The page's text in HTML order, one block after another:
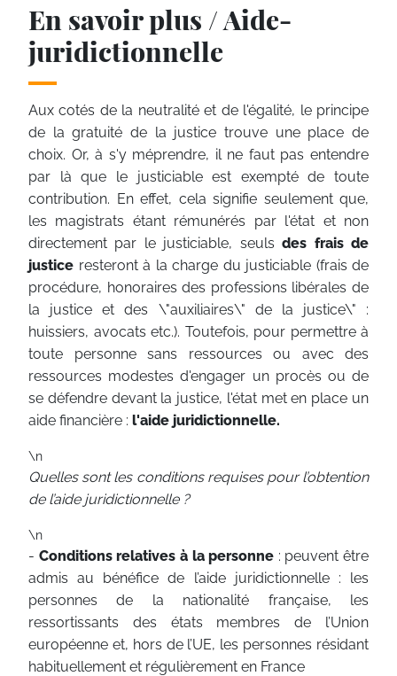
En savoir plus / Aide-
juridictionnelle
Aux cotés de la neutralité et de l'égalité, le principe
de la gratuité de la justice trouve une place de
choix. Or, à s'y méprendre, il ne faut pas entendre
par là que le justiciable est exempté de toute
contribution. En effet, cela signifie seulement que,
les magistrats étant rémunérés par l'état et non
directement par le justiciable, seulsdes frais de
justice resteront à la charge du justiciable (frais de
procédure, honoraires des professions libérales de
la justice et des \"auxiliaires\" de la justice\" :
huissiers, avocats etc.). Toutefois, pour permettre à
toute personne sans ressources ou avec des
ressources modestes d'engager un procès ou de
se défendre devant la justice, l'état met en place un
aide financière : l'aide juridictionnelle.
\n
Quelles sont les conditions requises pour l’obtention
de l’aide juridictionnelle ?
\n
- Conditions relatives à la personne : peuvent être
admis au bénéfice de l’aide juridictionnelle : les
personnes de la nationalité française, les
ressortissants des états membres de l’Union
européenne et, hors de l’UE, les personnes résidant
habituellement et régulièrement en France